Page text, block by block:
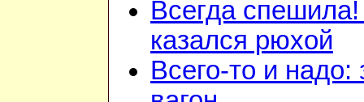
Всегда
казался рюхой
Всего-то и надо: